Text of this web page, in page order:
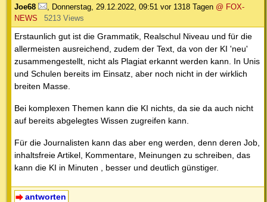
Joe68 Donnerstag, 29.12.2022, 09:51 vor 1318 Tagen @ FOX-
NEWS
5213 Views
Erstaunlich gut ist die Grammatik, Realschul Niveau und für die
allermeisten ausreichend, zudem der Text, da von der KI 'neu'
zusammengestellt, nicht als Plagiat erkannt werden kann. In Unis
und Schulen bereits im Einsatz, aber noch nicht in der wirklich
breiten Masse.
Bei komplexen Themen kann die KI nichts, da sie da auch nicht
auf bereits abgelegtes Wissen zugreifen kann.
Für die Journalisten kann das aber eng werden, denn deren Job,
inhaltsfreie Artikel, Kommentare, Meinungen zu schreiben, das
kann die KI in Minuten , besser und deutlich günstiger.
antworten